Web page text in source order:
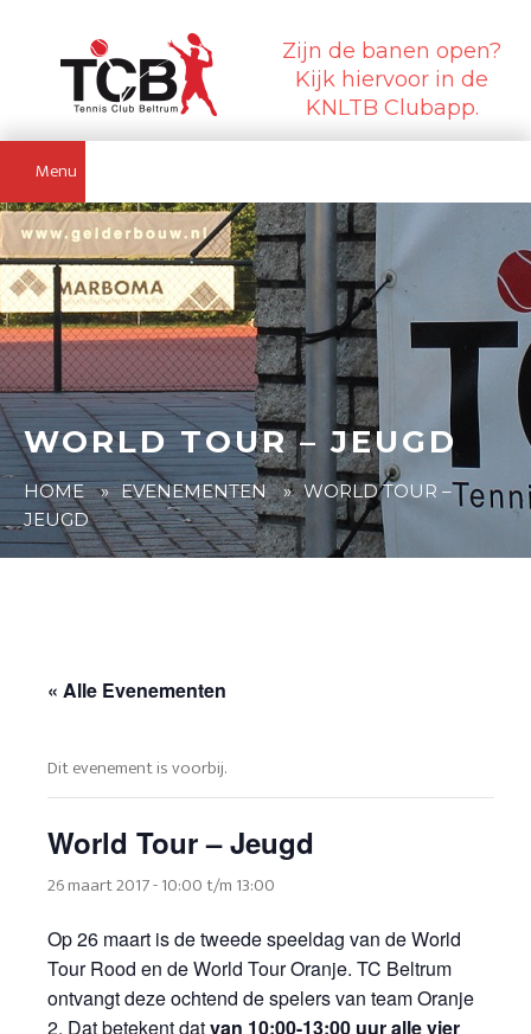
Zijn de banen open?
Kijk hiervoor in de
KNLTB Clubapp.
Menu
HOME » EVENEMENTEN » WORLD TOUR –
JEUGD
WORLD TOUR – JEUGD
« Alle Evenementen
Dit evenement is voorbij.
World Tour – Jeugd
26 maart 2017 - 10:00t/m 13:00
Op 26 maart is de tweede speeldag van de World
Tour Rood en de World Tour Oranje. TC Beltrum
ontvangt deze ochtend de spelers van team Oranje
2. Dat betekent datvan 10:00-13:00 uur alle vier